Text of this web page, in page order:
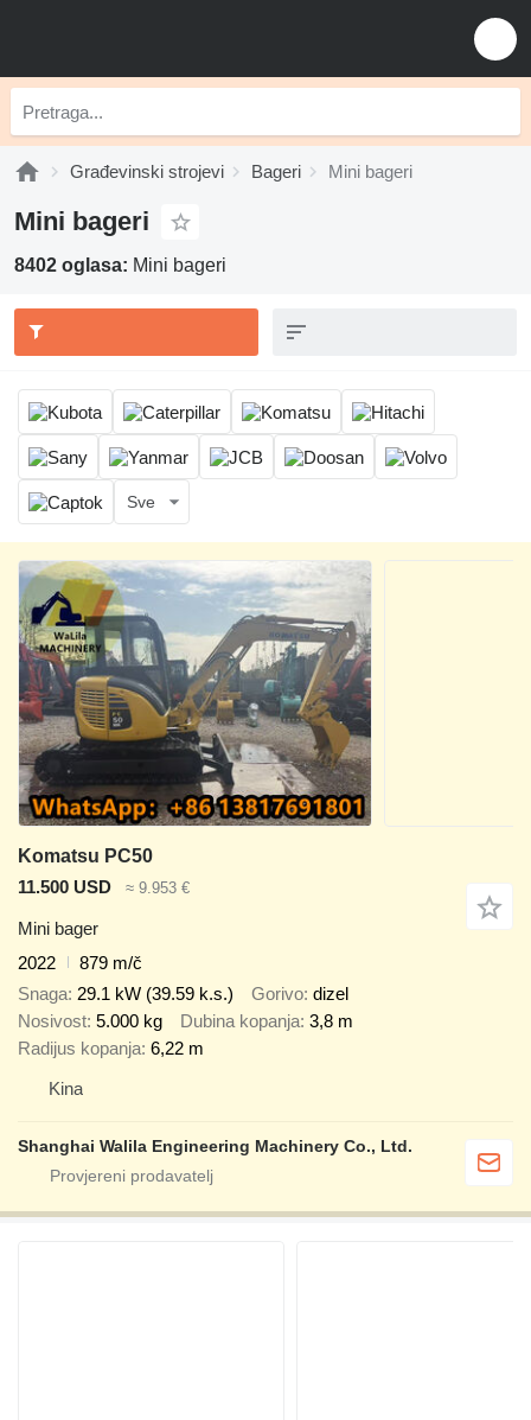
Građevinski strojevi Bageri Mini bageri
Mini bageri
8402 oglasa: Mini bageri
Sve
Komatsu PC50
11.500 USD
≈ 9.953 €
Mini bager
2022
879 m/č
Snaga 29.1 kW (39.59 k.s.) Gorivo dizel
Nosivost 5.000 kg Dubina kopanja 3,8 m
Radijus kopanja 6,22 m
Kina
Shanghai Walila Engineering Machinery Co., Ltd.